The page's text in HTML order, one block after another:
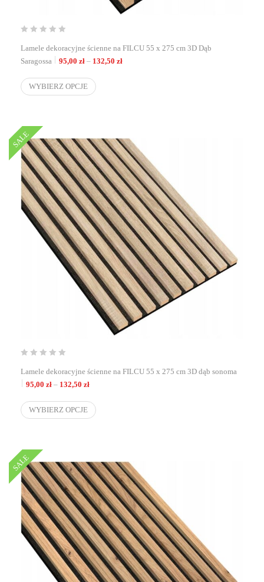
Lamele dekoracyjne ścienne na FILCU 55 x 275 cm 3D Dąb
Saragossa
95,00 zł – 132,50 złZakres cen: od 95,00 zł do 132,50 zł
WYBIERZ OPCJE
SALE
Lamele dekoracyjne ścienne na FILCU 55 x 275 cm 3D dąb sonoma
95,00 zł – 132,50 złZakres cen: od 95,00 zł do 132,50 zł
WYBIERZ OPCJE
SALE